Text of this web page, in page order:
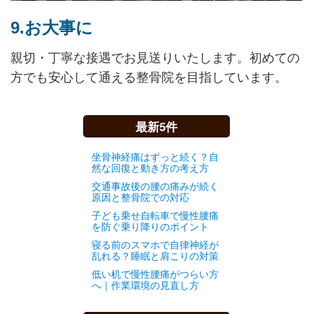
9.お大事に
親切・丁寧な接遇でお見送りいたします。初めての
方でも安心して通える整骨院を目指しています。
最新5件
坐骨神経痛はずっと続く？自
然な回復と動き方の考え方
交通事故後の腰の痛みが続く
原因と整骨院での対応
子ども乗せ自転車で慢性腰痛
を防ぐ乗り降りのポイント
寝る前のスマホで自律神経が
乱れる？睡眠と肩こりの対策
低い机で慢性腰痛がつらい方
へ｜作業環境の見直し方